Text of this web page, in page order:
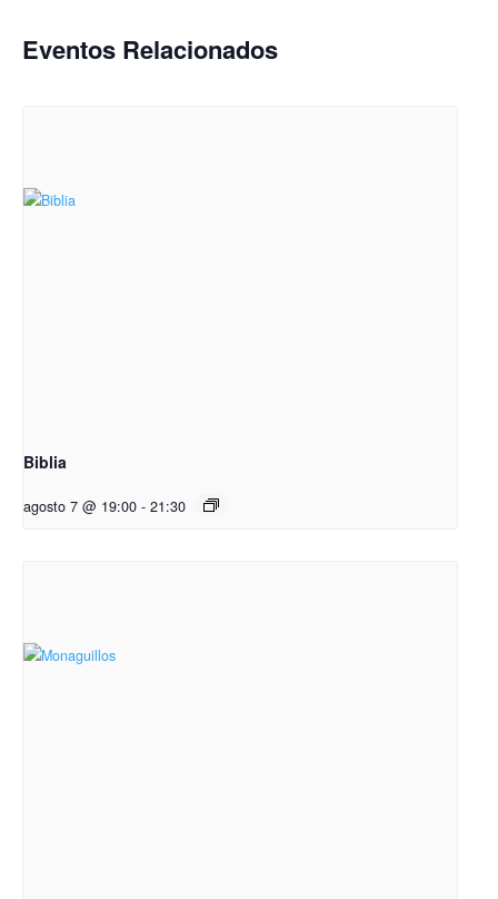
Eventos Relacionados
Biblia
agosto 7 @ 19:00 - 21:30